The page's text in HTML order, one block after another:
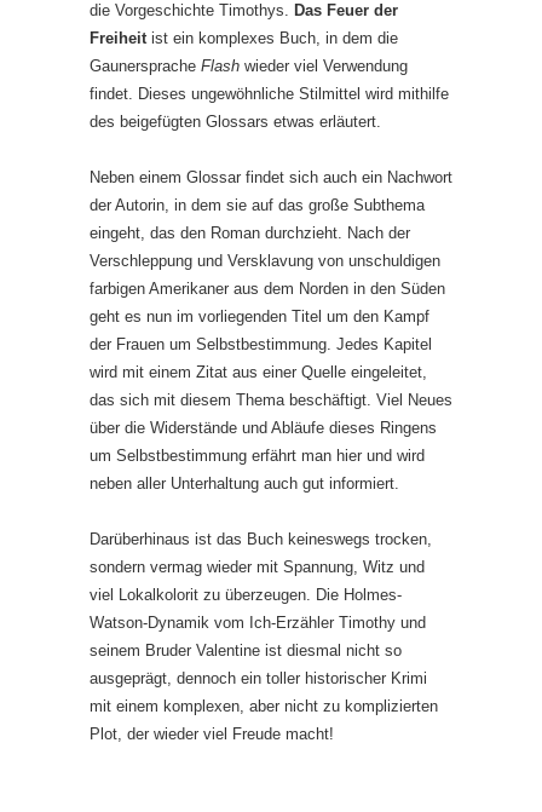
die Vorgeschichte Timothys. Das Feuer der
Freiheitist ein komplexes Buch, in dem die
Gaunersprache Flash wieder viel Verwendung
findet. Dieses ungewöhnliche Stilmittel wird mithilfe
des beigefügten Glossars etwas erläutert.
Neben einem Glossar findet sich auch ein Nachwort
der Autorin, in dem sie auf das große Subthema
eingeht, das den Roman durchzieht. Nach der
Verschleppung und Versklavung von unschuldigen
farbigen Amerikaner aus dem Norden in den Süden
geht es nun im vorliegenden Titel um den Kampf
der Frauen um Selbstbestimmung. Jedes Kapitel
wird mit einem Zitat aus einer Quelle eingeleitet,
das sich mit diesem Thema beschäftigt. Viel Neues
über die Widerstände und Abläufe dieses Ringens
um Selbstbestimmung erfährt man hier und wird
neben aller Unterhaltung auch gut informiert.
Darüberhinaus ist das Buch keineswegs trocken,
sondern vermag wieder mit Spannung, Witz und
viel Lokalkolorit zu überzeugen. Die Holmes-
Watson-Dynamik vom Ich-Erzähler Timothy und
seinem Bruder Valentine ist diesmal nicht so
ausgeprägt, dennoch ein toller historischer Krimi
mit einem komplexen, aber nicht zu komplizierten
Plot, der wieder viel Freude macht!